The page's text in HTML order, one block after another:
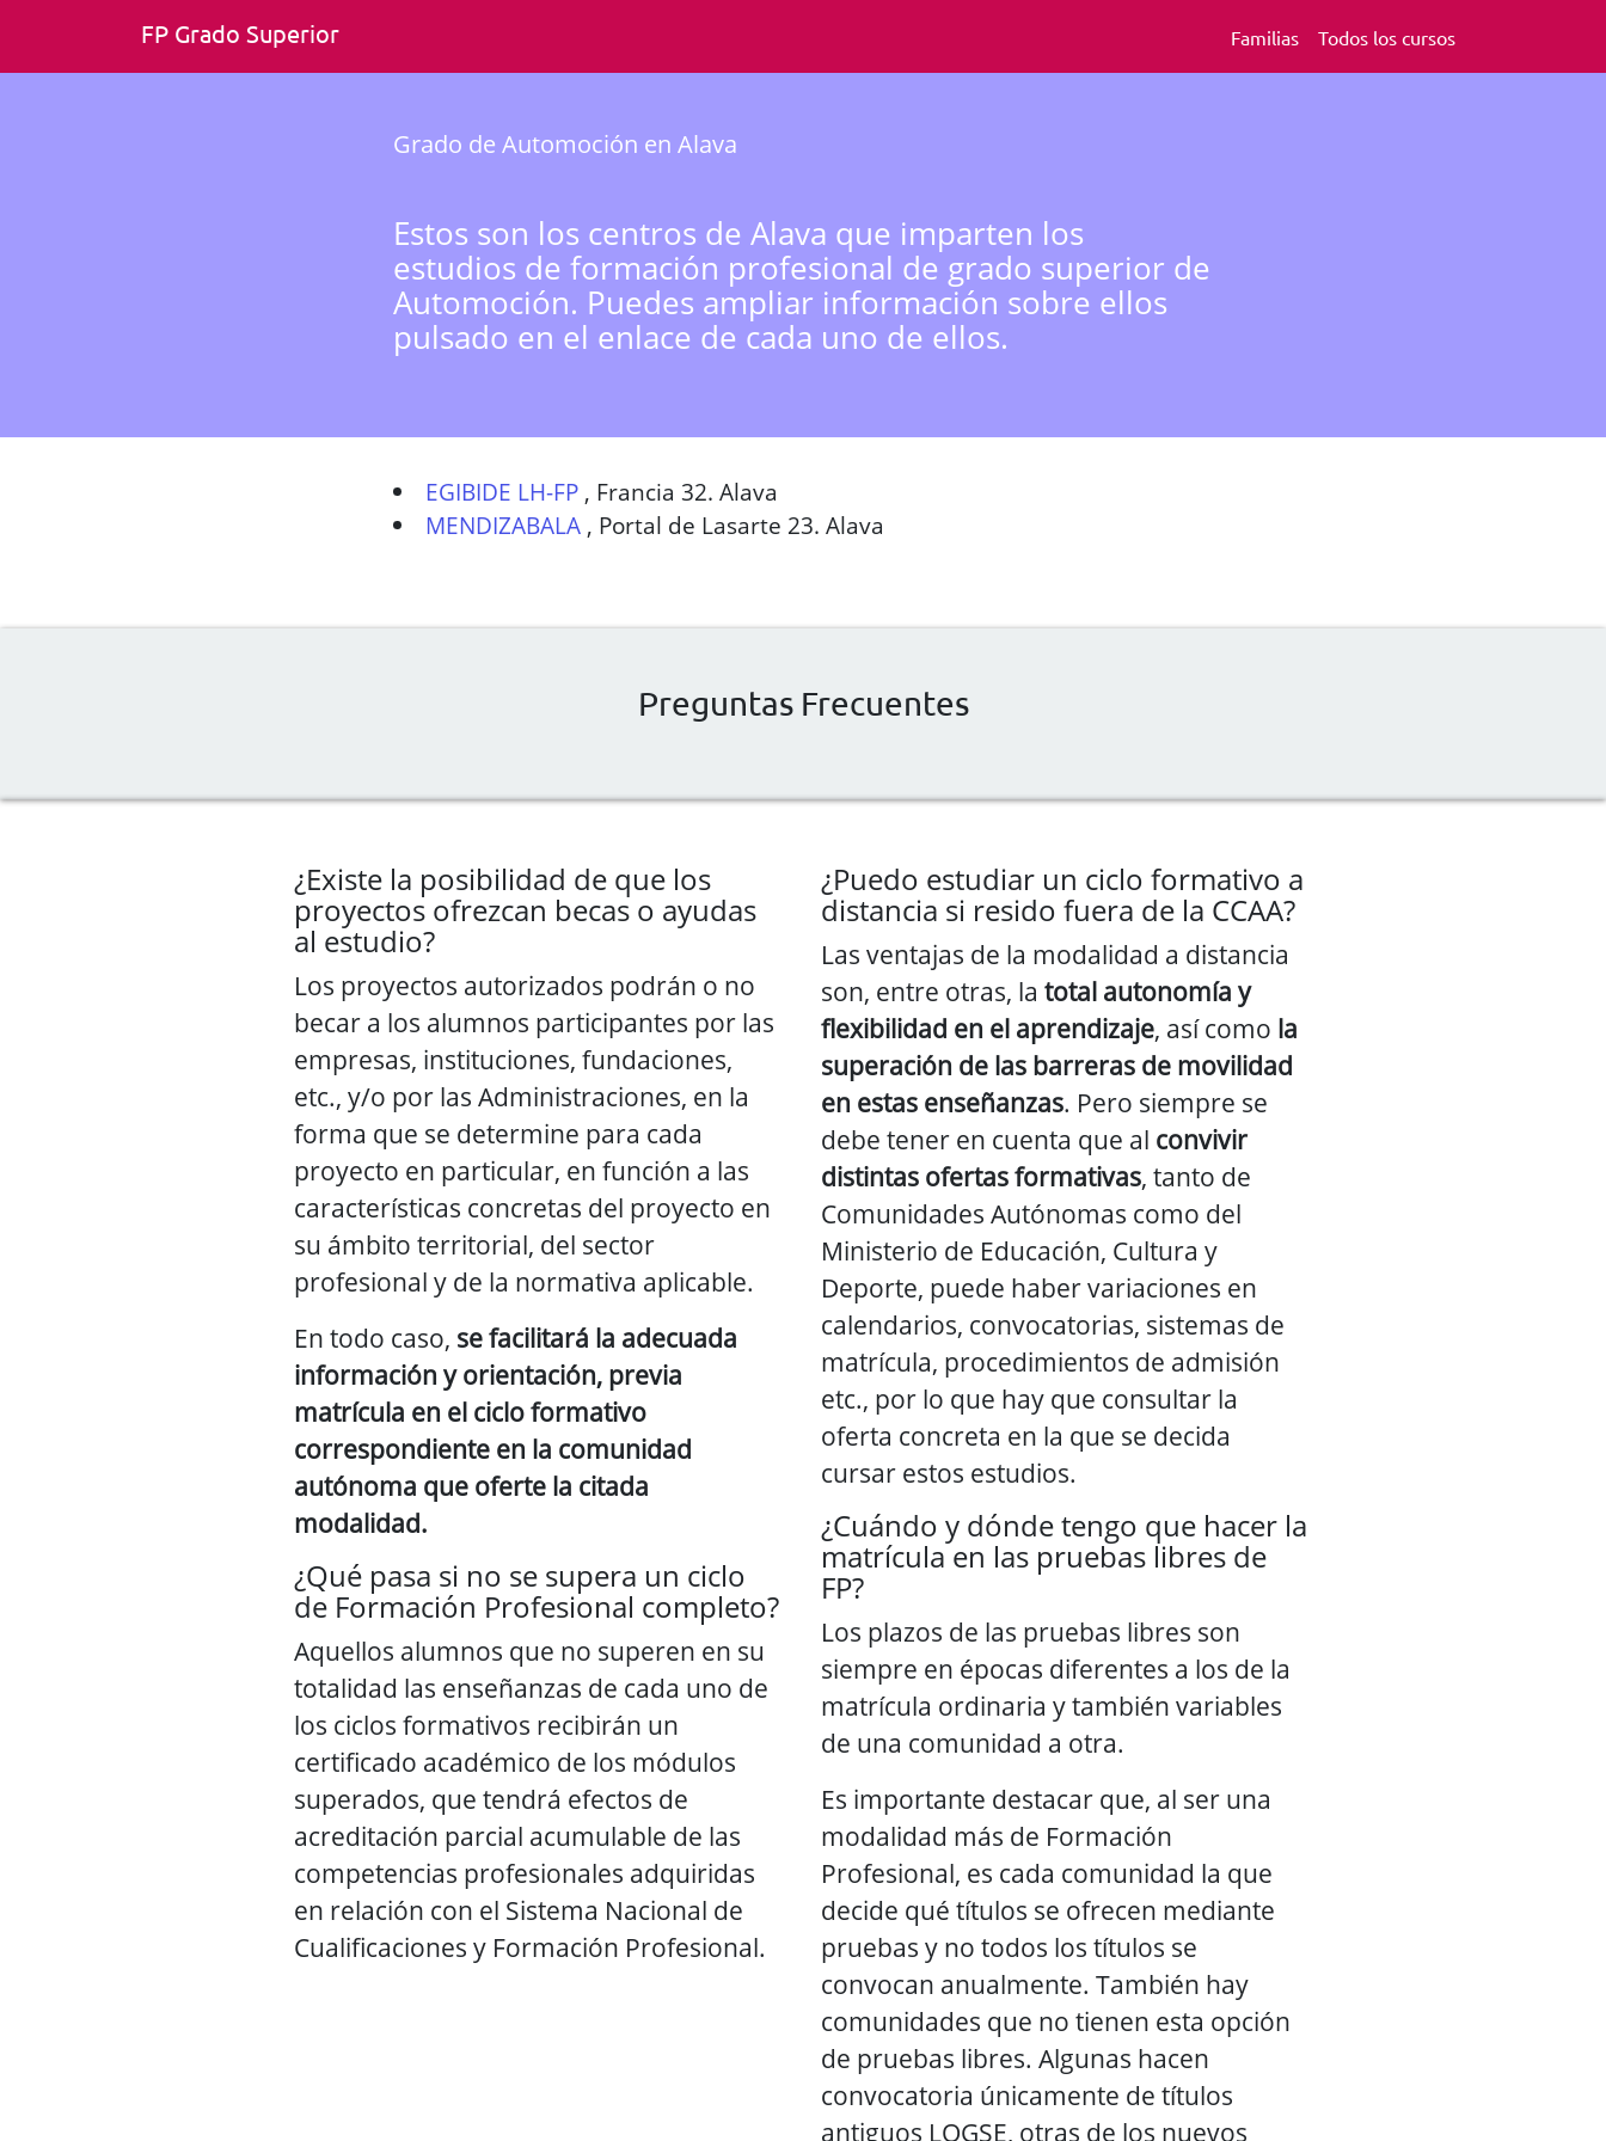
FP Grado Superior Familias Todos los cursos
Grado de Automoción en Alava
Estos son los centros de Alava que imparten los
estudios de formación profesional de grado superior de
Automoción. Puedes ampliar información sobre ellos
pulsado en el enlace de cada uno de ellos.
EGIBIDE LH-FP , Francia 32. Alava
MENDIZABALA , Portal de Lasarte 23. Alava
Preguntas Frecuentes
¿Existe la posibilidad de que los
proyectos ofrezcan becas o ayudas
al estudio?
Los proyectos autorizados podrán o no
becar a los alumnos participantes por las
empresas, instituciones, fundaciones,
etc., y/o por las Administraciones, en la
forma que se determine para cada
proyecto en particular, en función a las
características concretas del proyecto en
su ámbito territorial, del sector
profesional y de la normativa aplicable.
En todo caso, se facilitará la adecuada
información y orientación, previa
matrícula en el ciclo formativo
correspondiente en la comunidad
autónoma que oferte la citada
modalidad.
¿Qué pasa si no se supera un ciclo
de Formación Profesional completo?
Aquellos alumnos que no superen en su
totalidad las enseñanzas de cada uno de
los ciclos formativos recibirán un
certificado académico de los módulos
superados, que tendrá efectos de
acreditación parcial acumulable de las
competencias profesionales adquiridas
en relación con el Sistema Nacional de
Cualificaciones y Formación Profesional.
¿Puedo estudiar un ciclo formativo a
distancia si resido fuera de la CCAA?
Las ventajas de la modalidad a distancia
son, entre otras, la total autonomía y
flexibilidad en el aprendizaje, así como la
superación de las barreras de movilidad
en estas enseñanzas. Pero siempre se
debe tener en cuenta que al convivir
distintas ofertas formativas, tanto de
Comunidades Autónomas como del
Ministerio de Educación, Cultura y
Deporte, puede haber variaciones en
calendarios, convocatorias, sistemas de
matrícula, procedimientos de admisión
etc., por lo que hay que consultar la
oferta concreta en la que se decida
cursar estos estudios.
¿Cuándo y dónde tengo que hacer la
matrícula en las pruebas libres de
FP?
Los plazos de las pruebas libres son
siempre en épocas diferentes a los de la
matrícula ordinaria y también variables
de una comunidad a otra.
Es importante destacar que, al ser una
modalidad más de Formación
Profesional, es cada comunidad la que
decide qué títulos se ofrecen mediante
pruebas y no todos los títulos se
convocan anualmente. También hay
comunidades que no tienen esta opción
de pruebas libres. Algunas hacen
convocatoria únicamente de títulos
antiguos LOGSE, otras de los nuevos